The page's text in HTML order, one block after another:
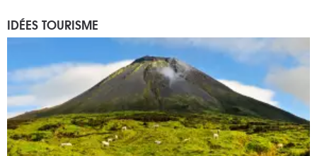
IDÉES TOURISME